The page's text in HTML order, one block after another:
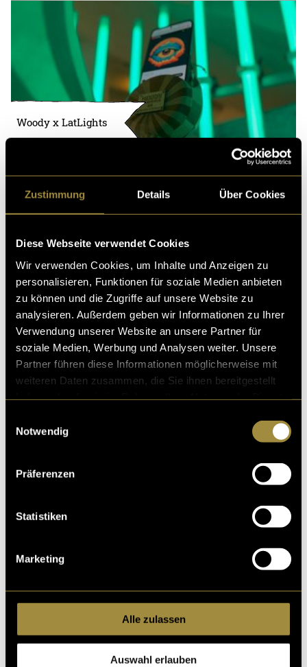
Zustimmung Details Über Cookies
Diese Webseite verwendet Cookies
Wir verwenden Cookies, um Inhalte und Anzeigen zu
personalisieren, Funktionen für soziale Medien anbieten
zu können und die Zugriffe auf unsere Website zu
analysieren. Außerdem geben wir Informationen zu Ihrer
Verwendung unserer Website an unsere Partner für
soziale Medien, Werbung und Analysen weiter. Unsere
Partner führen diese Informationen möglicherweise mit
weiteren Daten zusammen, die Sie ihnen bereitgestellt
Notwendig
Präferenzen
Statistiken
Marketing
Alle zulassen
Auswahl erlauben
Woody x LatLights